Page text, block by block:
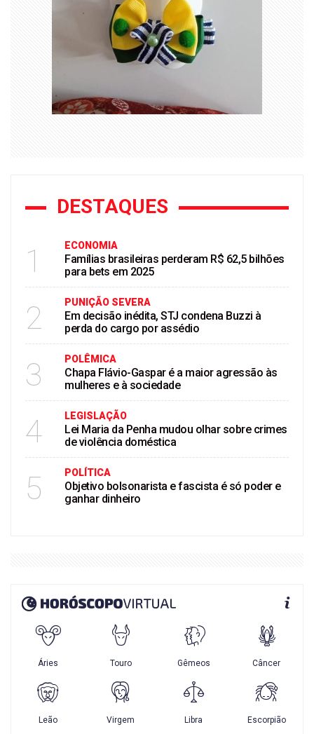
DESTAQUES
1 ECONOMIA
Famílias brasileiras perderam R$ 62,5 bilhões
para bets em 2025
2 PUNIÇÃO SEVERA
Em decisão inédita, STJ condena Buzzi à
perda do cargo por assédio
3 POLÊMICA
Chapa Flávio-Gaspar é a maior agressão às
mulheres e à sociedade
4 LEGISLAÇÃO
Lei Maria da Penha mudou olhar sobre crimes
de violência doméstica
5 POLÍTICA
Objetivo bolsonarista e fascista é só poder e
ganhar dinheiro